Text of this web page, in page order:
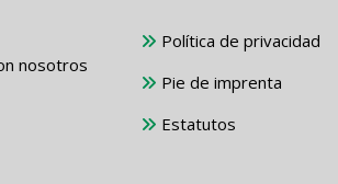
nosotros
Política de privacidad
Pie de imprenta
Estatutos